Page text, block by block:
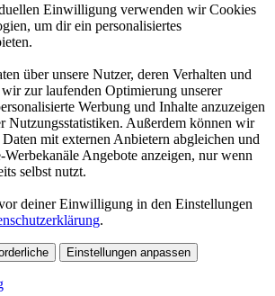
Einwilligung verwenden wir Cookies
um dir ein personalisiertes
über unsere Nutzer, deren Verhalten und
zur laufenden Optimierung unserer
Werbung und Inhalte anzuzeigen
Nutzungsstatistiken. Außerdem können wir
mit externen Anbietern abgleichen und
Angebote anzeigen, nur wenn
selbst nutzt.
deiner Einwilligung in den Einstellungen
.
Einstellungen anpassen